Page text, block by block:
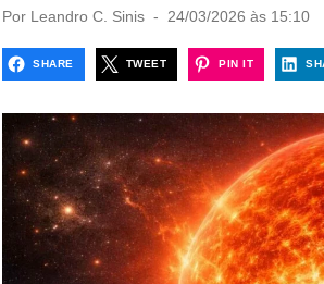
Por Leandro C. Sinis
P
d
n
24/03/2026 às 15:10
SHARE TWEET PIN IT